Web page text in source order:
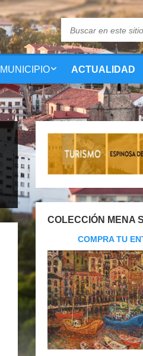
MUNICIPIO ACTUALIDAD
COLECCIÓN MENA
COMPRA TU